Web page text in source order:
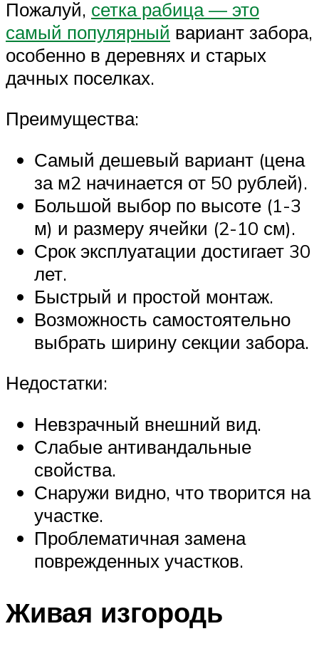
Пожалуй, сетка рабица — это
самый популярный вариант забора,
особенно в деревнях и старых
дачных поселках.
Преимущества:
Самый дешевый вариант (цена
за м2 начинается от 50 рублей).
Большой выбор по высоте (1-3
м) и размеру ячейки (2-10 см).
Срок эксплуатации достигает 30
лет.
Быстрый и простой монтаж.
Возможность самостоятельно
выбрать ширину секции забора.
Недостатки:
Невзрачный внешний вид.
Слабые антивандальные
свойства.
Снаружи видно, что творится на
участке.
Проблематичная замена
поврежденных участков.
Живая изгородь